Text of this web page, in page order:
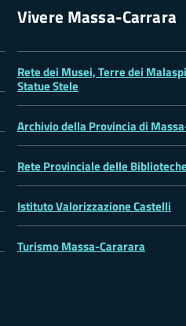
Vivere Massa-Carrara
Rete dei Musei, Terre dei
Statue Stele
Archivio della Provincia di
Rete Provinciale delle Biblioteche
Istituto Valorizzazione Castelli
Turismo Massa-Cararara